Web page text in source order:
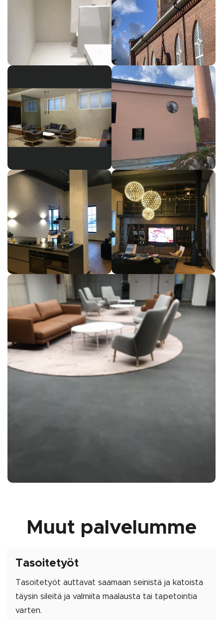
Muut palvelumme
Tasoitetyöt
Tasoitetyöt auttavat saamaan seinistä ja katoista
täysin sileitä ja valmiita maalausta tai tapetointia
varten.